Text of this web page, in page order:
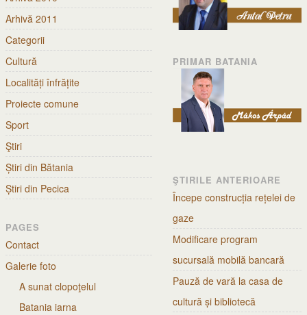
Arhivă 2011
Categorii
Cultură
Localități înfrățite
Proiecte comune
Sport
Ştiri
Știri din Bătania
Știri din Pecica
PAGES
Contact
Galerie foto
A sunat clopoţelul
Batania iarna
PRIMAR BATANIA
ŞTIRILE ANTERIOARE
Începe construcția rețelei de
gaze
Modificare program
sucursală mobilă bancară
Pauză de vară la casa de
cultură și bibliotecă